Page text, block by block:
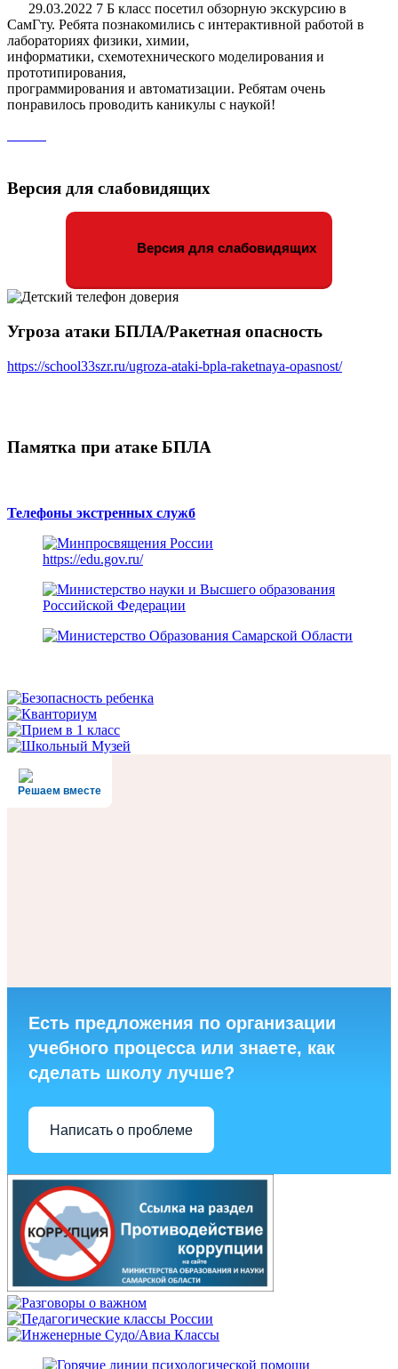
29.03.2022 7 Б класс посетил обзорную экскурсию в
СамГту. Ребята познакомились с интерактивной работой в
лабораториях физики, химии,
информатики, схемотехнического моделирования и
прототипирования,
программирования и автоматизации. Ребятам очень
понравилось проводить каникулы с наукой!
Версия для слабовидящих
Версия для слабовидящих
Угроза атаки БПЛА/Ракетная опасность
https://school33szr.ru/ugroza-ataki-bpla-raketnaya-opasnost/
Памятка при атаке БПЛА
Телефоны экстренных служб
https://edu.gov.ru/
Решаем вместе
Есть предложения по организации
учебного процесса или знаете, как
сделать школу лучше?
Написать о проблеме